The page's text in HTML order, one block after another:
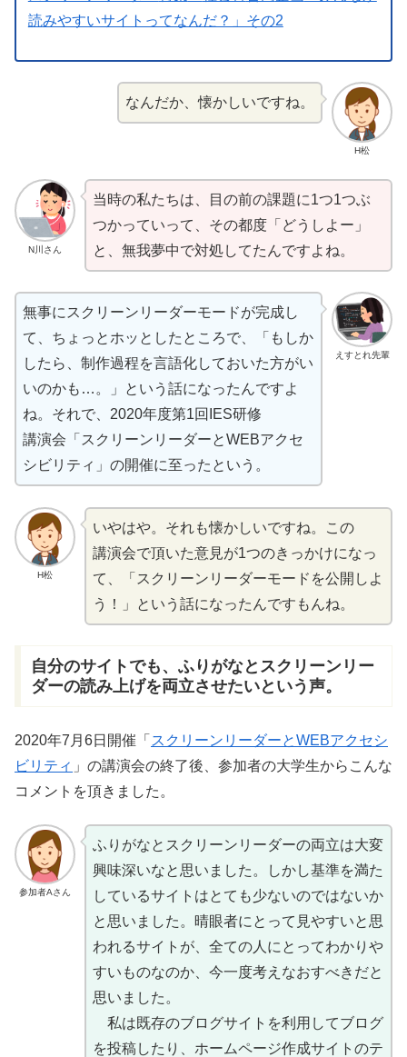
読みやすいサイトってなんだ？」その2
H松
なんだか、懐かしいですね。
N川さん
当時の私たちは、 目 の前の課題に1つ1つぶ
つかっていって、その都度「どうしよー」
と、 無我夢中で対処してたんですよね。
えすとれ先輩
無事にスクリーンリーダーモードが完成し
て、ちょっとホッとしたところで、「もしか
したら、 制作過程を言語化しておいた方がい
いのかも…。」という 話になったんですよ
ね。それで、2020年度第1回 IES研修
講演会 「スクリーンリーダーとWEBアクセ
シビリティ」の開催に至 ったという。
H松
いやはや。それも懐かしいですね。この
講演会で頂いた意見が1つのきっかけになっ
て、「スクリーンリーダーモードを公開 しよ
う！」という 話になったんですもんね。
自分のサイトでも、ふりがなとスクリーンリー
ダーの読み上げを両立させたいという 声。
2020年7 月 6日 開催 「 スクリーンリーダーとWEBアクセシ
ビリティ 」の講演会の終了後 参加者の大学生からこんな
コメントを頂きました。
参加者Aさん
ふりがなとスクリーンリーダーの両立は大変
興味深いなと 思いました。しかし基準を満た
しているサイトはとても少ないのではないか
と 思いました。 晴眼者にとって 見やすいと 思
われるサイトが、 全ての人 にとってわかりや
すいものなのか、 今一度考えなおすべきだと
思いました。
私は既存のブログサイトを利用 してブログ
を投稿したり、ホームページ作成サイトのテ